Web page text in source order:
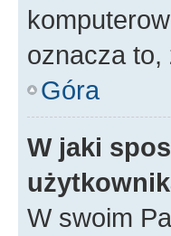
oznacza to,
Góra
W jaki
W swoim